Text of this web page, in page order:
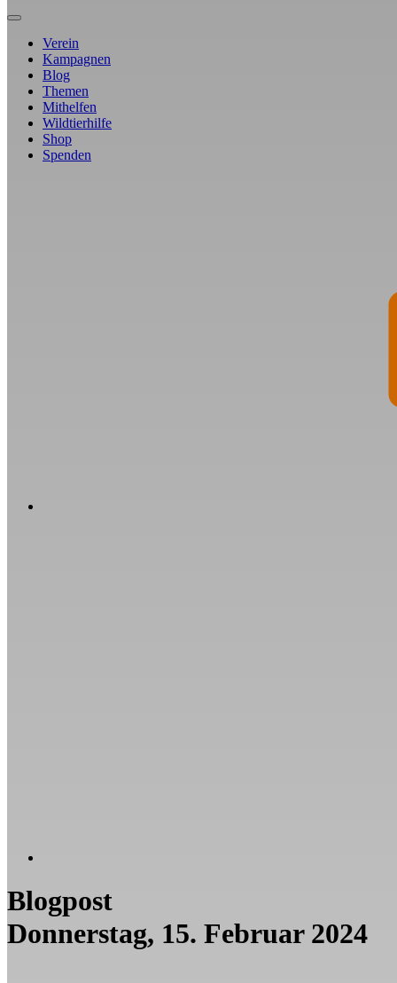
Verein
Kampagnen
Blog
Themen
Mithelfen
Wildtierhilfe
Shop
Spenden
Blogpost
Donnerstag, 15. Februar 2024